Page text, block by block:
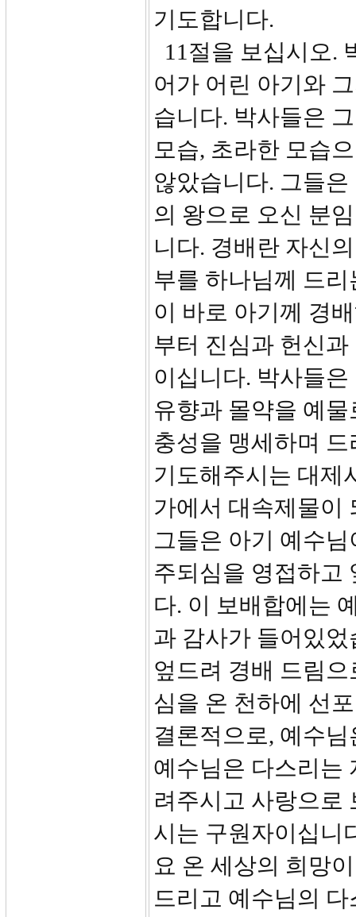
기도합니다.
11절을 보십시오.
어가 어린 아기와
습니다. 박사들은
모습, 초라한 모습
않았습니다. 그들
의 왕으로 오신 분
니다. 경배란 자신
부를 하나님께 드
이 바로 아기께 경
부터 진심과 헌신
이십니다. 박사들
유향과 몰약을 예
충성을 맹세하며
기도해주시는 대제
가에서 대속제물이
그들은 아기 예수
주되심을 영접하고
다. 이 보배합에는
과 감사가 들어있
엎드려 경배 드림
심을 온 천하에 선
결론적으로, 예수
예수님은 다스리는
려주시고 사랑으로
시는 구원자이십니
요 온 세상의 희망
드리고 예수님의